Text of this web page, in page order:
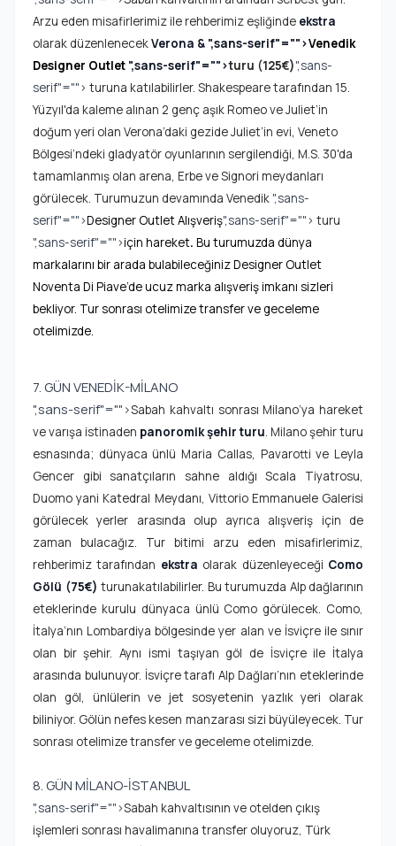
Arzu eden misafirlerimiz ile rehberimiz eşliğinde ekstra
olarak düzenlenecekVerona & ",sans-serif"="">Venedik
Designer Outlet ",sans-serif"="">turu (125€)",sans-
serif"=""> turuna katılabilirler. Shakespeare tarafından 15.
Yüzyıl'da kaleme alınan 2 genç aşık Romeo ve Juliet’in
doğum yeri olan Verona’daki gezide Juliet’in evi, Veneto
Bölgesi’ndeki gladyatör oyunlarının sergilendiği, M.S. 30'da
tamamlanmış olan arena, Erbe ve Signori meydanları
görülecek. Turumuzun devamında Venedik ",sans-
serif"="">Designer Outlet Alışveriş",sans-serif"=""> turu
",sans-serif"="">için hareket. Bu turumuzda dünya
markalarını bir arada bulabileceğiniz Designer Outlet
Noventa Di Piave’de ucuz marka alışveriş imkanı sizleri
bekliyor. Tur sonrası otelimize transfer ve geceleme
otelimizde.
7. GÜN VENEDİK-MİLANO
",sans-serif"="">Sabah kahvaltı sonrası Milano’ya hareket
ve varışa istinaden panoromik şehir turu. Milano şehir turu
esnasında; dünyaca ünlü Maria Callas, Pavarotti ve Leyla
Gencer gibi sanatçıların sahne aldığı Scala Tiyatrosu,
Duomo yani Katedral Meydanı, Vittorio Emmanuele Galerisi
görülecek yerler arasında olup ayrıca alışveriş için de
zaman bulacağız. Tur bitimi arzu eden misafirlerimiz,
rehberimiz tarafından ekstra olarak düzenleyeceği Como
Gölü (75€) turunakatılabilirler. Bu turumuzda Alp dağlarının
eteklerinde kurulu dünyaca ünlü Como görülecek. Como,
İtalya’nın Lombardiya bölgesinde yer alan ve İsviçre ile sınır
olan bir şehir. Aynı ismi taşıyan göl de İsviçre ile İtalya
arasında bulunuyor. İsviçre tarafı Alp Dağları’nın eteklerinde
olan göl, ünlülerin ve jet sosyetenin yazlık yeri olarak
biliniyor. Gölün nefes kesen manzarası sizi büyüleyecek. Tur
sonrası otelimize transfer ve geceleme otelimizde.
8. GÜN MİLANO-İSTANBUL
",sans-serif"="">Sabah kahvaltısının ve otelden çıkış
işlemleri sonrası havalimanına transfer oluyoruz, Türk